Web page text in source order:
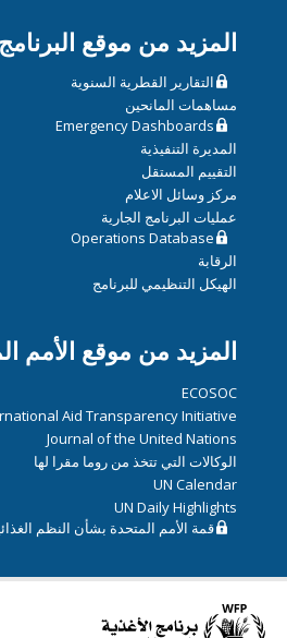
المزيد من موقع البرنامج
التقارير القطرية السنوية
مساهمات المانحين
Emergency Dashboards
المديرة التنفيذية
التقييم المستقل
مركز وسائل الاعلام
عمليات البرنامج الجارية
Operations Database
الرقابة
الهيكل التنظيمي للبرنامج
المزيد من موقع الأمم
ECOSOC
Aid Transparency Initiative
Journal of the United Nations
الوكالات التي تتخذ من روما مقرا لها
UN Calendar
UN Daily Highlights
قمة الأمم المتحدة بشأن النظم